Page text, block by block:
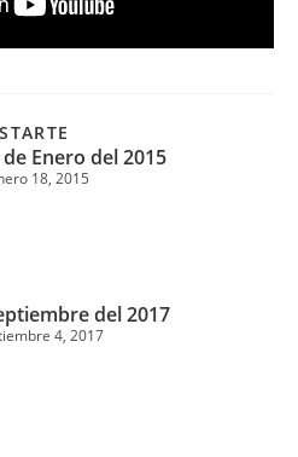
Enero del 2015
18, 2015
del 2017
4, 2017